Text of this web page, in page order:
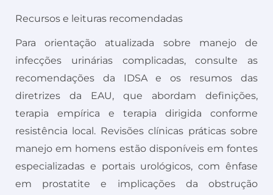
Recursos e leituras recomendadas
Para orientação atualizada sobre manejo de
infecções urinárias complicadas, consulte as
recomendações da IDSA e os resumos das
diretrizes da EAU, que abordam definições,
terapia empírica e terapia dirigida conforme
resistência local. Revisões clínicas práticas sobre
manejo em homens estão disponíveis em fontes
especializadas e portais urológicos, com ênfase
em prostatite e implicações da obstrução